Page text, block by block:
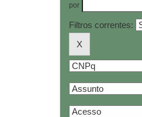
por
Filtros correntes: